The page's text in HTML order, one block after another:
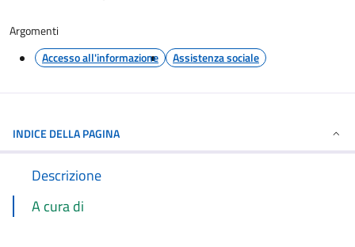
Argomenti
Accesso all'informazione
Assistenza sociale
INDICE DELLA PAGINA
Descrizione
A cura di